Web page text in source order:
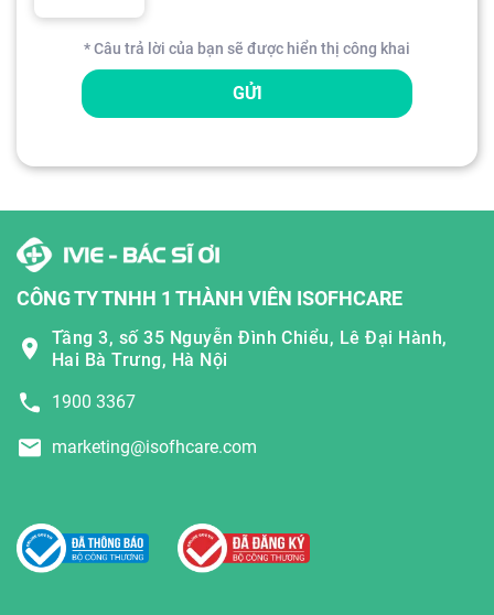
* Câu trả lời của bạn sẽ được hiển thị công khai
GỬI
CÔNG TY TNHH 1 THÀNH VIÊN ISOFHCARE
Tầng 3, số 35 Nguyễn Đình Chiểu, Lê Đại Hành,
Hai Bà Trưng, Hà Nội
1900 3367
marketing@isofhcare.com